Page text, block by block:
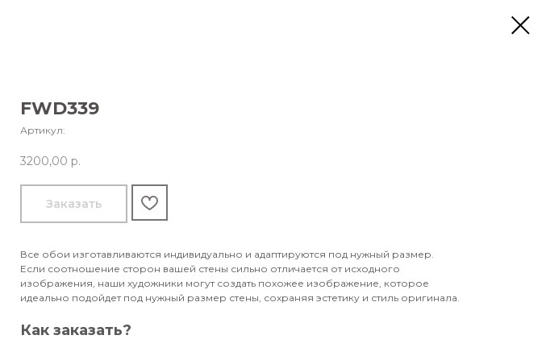
FWD339
Артикул:
3200,00 р.
Заказать
Все обои изготавливаются индивидуально и адаптируются под нужный размер.
Если соотношение сторон вашей стены сильно отличается от исходного
изображения, наши художники могут создать похожее изображение, которое
идеально подойдет под нужный размер стены, сохраняя эстетику и стиль оригинала.
Как заказать?